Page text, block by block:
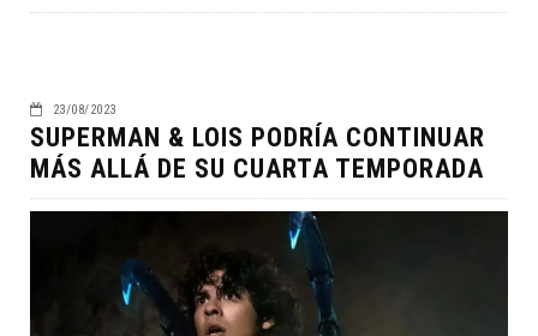
23/08/2023
SUPERMAN & LOIS PODRÍA CONTINUAR
MÁS ALLÁ DE SU CUARTA TEMPORADA